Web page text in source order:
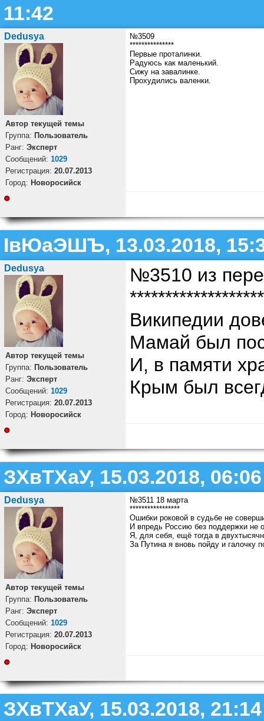
11:42
Dedusya
Автор текущей темы
Группа: Пользователь
Ранг: Эксперт
Cообщений: 1029
Регистрация: 20.07.2013
Город: Новоросийск
№3509
***************
Первые проталинки.
Радуюсь как маленький.
Сижу на завалинке.
Прохудились валенки.
ІвЮаЭШЪ, 13.03.2018,
Dedusya
Автор текущей темы
Группа: Пользователь
Ранг: Эксперт
Cообщений: 1029
Регистрация: 20.07.2013
Город: Новоросийск
№3510 из
Википедии
Мамай был
И, в памяти
Крым был
ЗХвТХаУ, 15.03.2018, 06:06
Dedusya
Автор текущей темы
Группа: Пользователь
Ранг: Эксперт
Cообщений: 1029
Регистрация: 20.07.2013
Город: Новоросийск
№3511 18 марта
*****************
Ошибки роковой в судьбе не
И впредь Россию без поддержки не
Я, для себя, ещё тогда в
За Путина я вновь пойду и галочку
ЗХвТХаУ, 15.03.2018, 21:14